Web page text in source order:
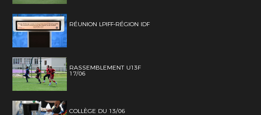
RÉUNION LPIFF-RÉGION IDF
RASSEMBLEMENT U13F
17/06
COLLÈGE DU 13/06